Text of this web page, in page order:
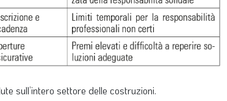
sull’intero settore delle costruzioni.